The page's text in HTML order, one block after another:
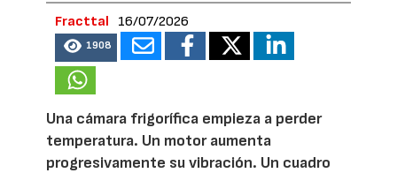
Fracttal 16/07/2026
1908
Una cámara frigorífica empieza a perder
temperatura. Un motor aumenta
progresivamente su vibración. Un cuadro